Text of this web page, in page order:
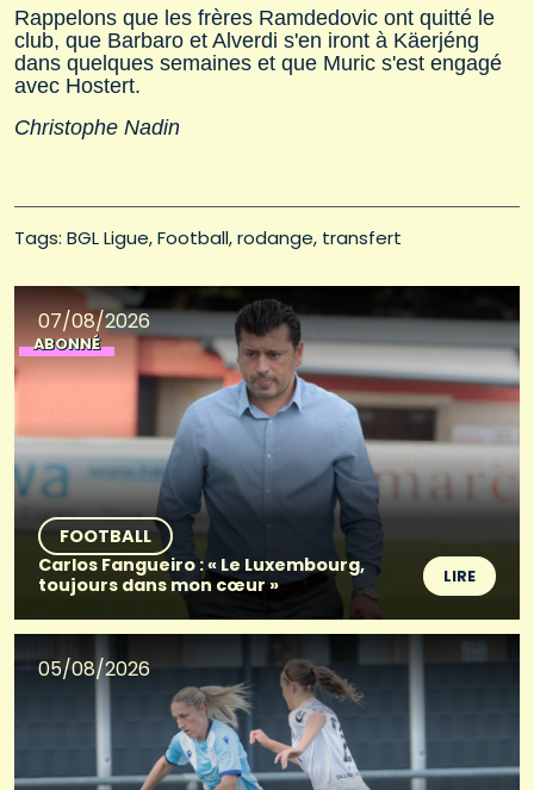
Rappelons que les frères Ramdedovic ont quitté le
club, que Barbaro et Alverdi s'en iront à Käerjéng
dans quelques semaines et que Muric s'est engagé
avec Hostert.
Christophe Nadin
Tags: BGL Ligue Football rodange transfert
07/08/2026
ABONNÉ
FOOTBALL
Carlos Fangueiro : « Le Luxembourg,
toujours dans mon cœur »
LIRE
05/08/2026